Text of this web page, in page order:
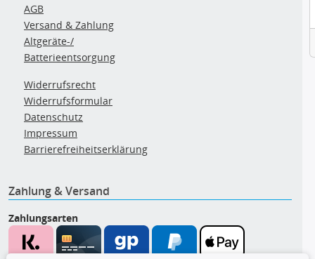
AGB
Versand & Zahlung
Altgeräte-/
Batterieentsorgung
Widerrufsrecht
Widerrufsformular
Datenschutz
Impressum
Barrierefreiheitserklärung
Zahlung & Versand
Zahlungsarten